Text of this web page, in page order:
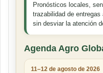
Pronósticos locales,
trazabilidad de entregas
sin desviar la atención
Agenda Agro
11–12 de agosto de 2026